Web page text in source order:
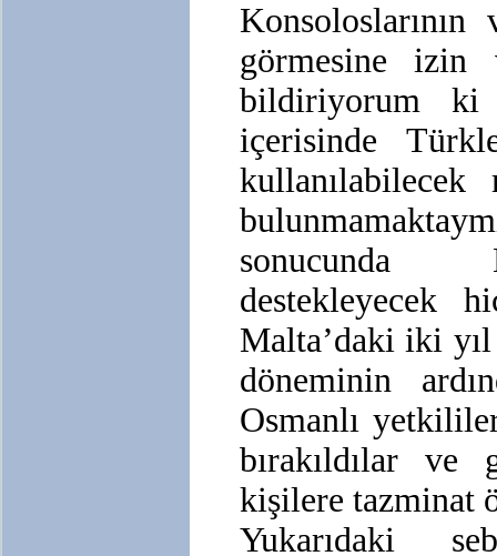
görmesine izin
bildiriyorum ki
içerisinde
sonucunda
destekleyecek
Malta’daki iki
döneminin
Osmanlı
bırakıldılar
kişilere tazminat
Yukarıdaki